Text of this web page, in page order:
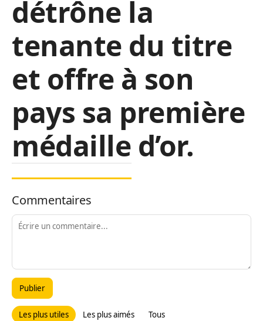
détrône la
tenante du titre
et offre à son
pays sa première
médaille d’or.
Commentaires
Publier
Les plus utiles Les plus aimés Tous